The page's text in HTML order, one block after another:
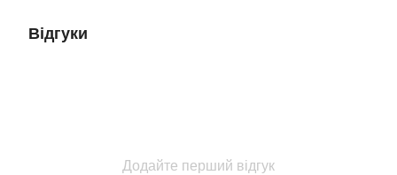
Відгуки
Додайте перший відгук